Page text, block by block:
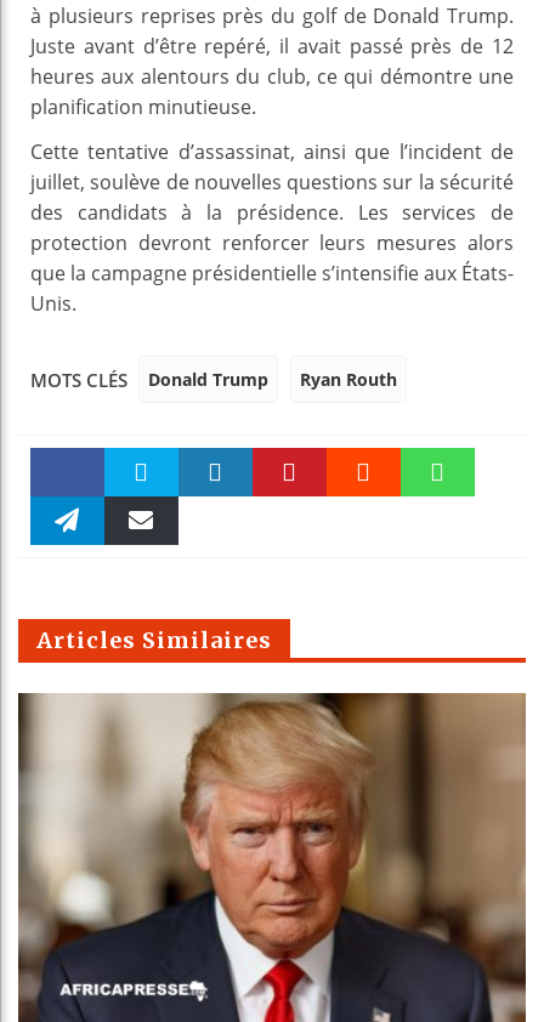
à plusieurs reprises près du golf de Donald Trump.
Juste avant d’être repéré, il avait passé près de 12
heures aux alentours du club, ce qui démontre une
planification minutieuse.
Cette tentative d’assassinat, ainsi que l’incident de
juillet, soulève de nouvelles questions sur la sécurité
des candidats à la présidence. Les services de
protection devront renforcer leurs mesures alors
que la campagne présidentielle s’intensifie aux États-
Unis.
MOTS CLÉS Donald Trump Ryan Routh
Faceboo Twitter
m
Articles Similaires